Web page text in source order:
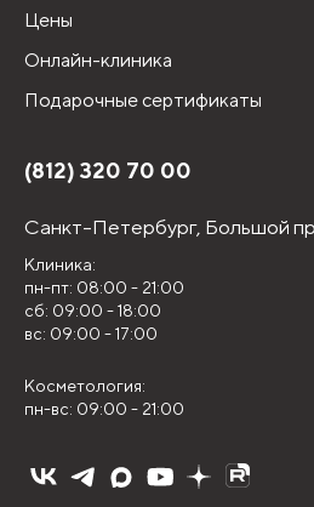
Цены
Онлайн-клиника
Подарочные сертификаты
(812) 320 70 00
Санкт-Петербург, Большой
Клиника:
пн-пт: 08:00 - 21:00
сб: 09:00 - 18:00
вс: 09:00 - 17:00
Косметология:
пн-вс: 09:00 - 21:00